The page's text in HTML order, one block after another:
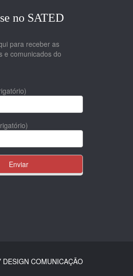
no SATED
para receber as
e comunicados do
DESIGN COMUNICAÇÃO